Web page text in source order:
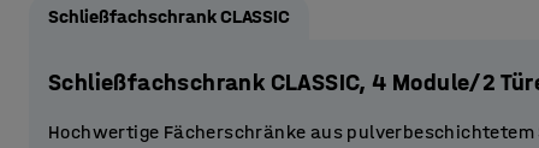
Schließfachschrank CLASSIC
Schließfachschrank CLASSIC, 4 Module/2
Hochwertige Fächerschränke aus